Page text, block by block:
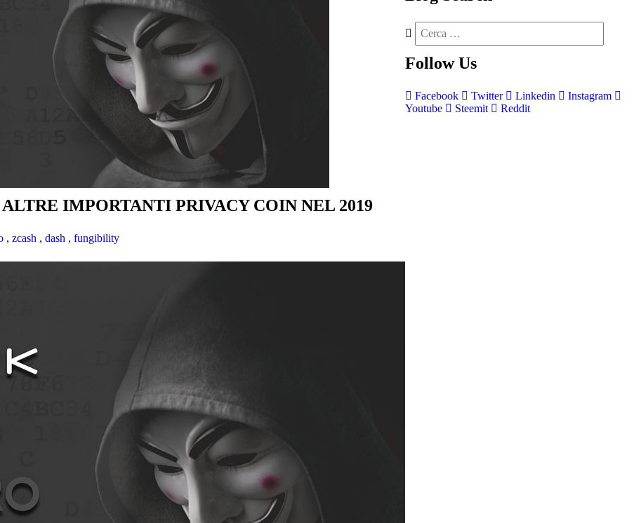
IMPORTANTI PRIVACY COIN NEL 2019
, zcash , dash , fungibility
Follow Us
Facebook Twitter Linkedin
Instagram
Youtube
Steemit Reddit